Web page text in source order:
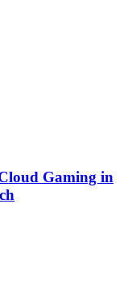
Gaming in